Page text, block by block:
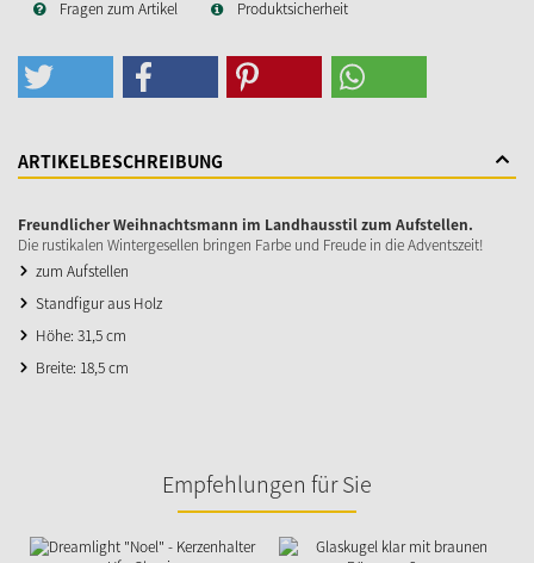
Fragen zum Artikel Produktsicherheit
ARTIKELBESCHREIBUNG
Freundlicher Weihnachtsmann im Landhausstil zum Aufstellen.
Die rustikalen Wintergesellen bringen Farbe und Freude in die Adventszeit!
zum Aufstellen
Standfigur aus Holz
Höhe: 31,5 cm
Breite: 18,5 cm
Empfehlungen für Sie